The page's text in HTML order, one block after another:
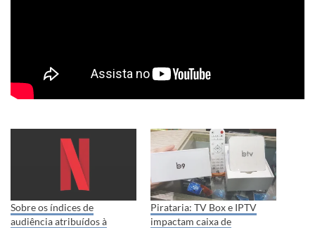
Sobre os índices de
audiência atribuídos à
Pirataria: TV Box e IPTV
impactam caixa de